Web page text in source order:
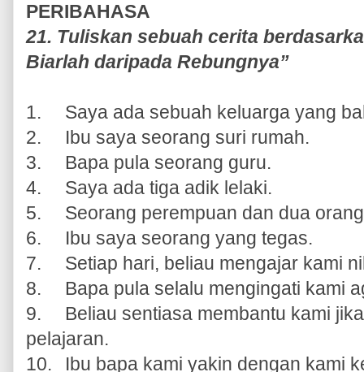
PERIBAHASA
21. Tuliskan sebuah cerita
Biarlah daripada Rebungnya”
1.
Saya ada sebuah keluarga yang
2.
Ibu saya seorang suri rumah.
3.
Bapa pula seorang guru.
4.
Saya ada tiga adik lelaki.
5.
Seorang perempuan dan dua
6.
Ibu saya seorang yang tegas.
7.
Setiap hari, beliau mengajar kami
8.
Bapa pula selalu mengingati kami
9.
Beliau sentiasa membantu kami
pelajaran.
10.
Ibu bapa kami yakin dengan kami